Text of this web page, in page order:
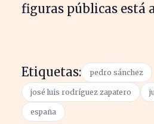
figuras públicas está
Etiquetas: pedro sánchez
josé luis rodríguez zapatero
españa